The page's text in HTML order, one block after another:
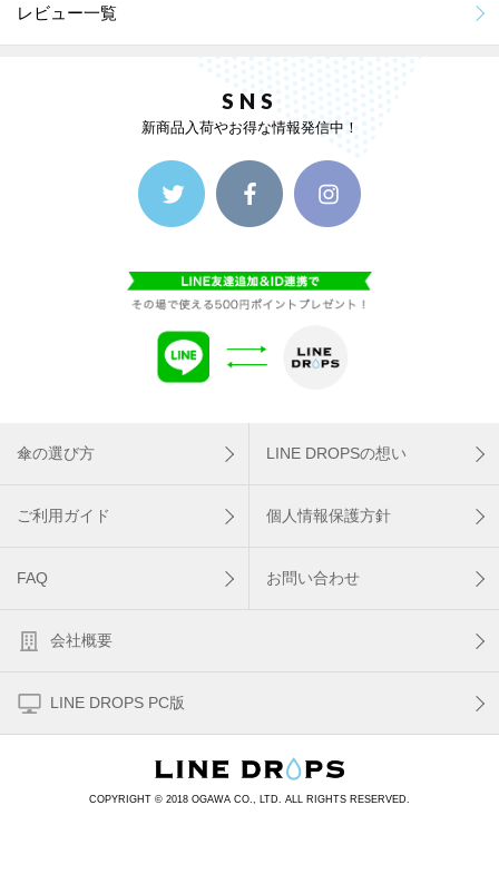
レビュー一覧
SNS
新商品入荷やお得な情報発信中！
傘の選び方 LINE DROPSの想い
ご利用ガイド 個人情報保護方針
FAQ お問い合わせ
会社概要
LINE DROPS PC版
COPYRIGHT © 2018 OGAWA CO., LTD. ALL RIGHTS RESERVED.